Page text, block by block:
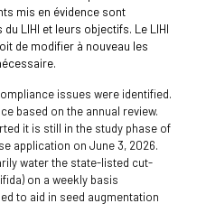
mis en évidence sont
LIHI et leurs objectifs. Le LIHI
de modifier à nouveau les
issues were identified.
based on the annual review.
it is still in the study phase of
application on June 3, 2026.
water the state-listed cut-
on a weekly basis
to aid in seed augmentation